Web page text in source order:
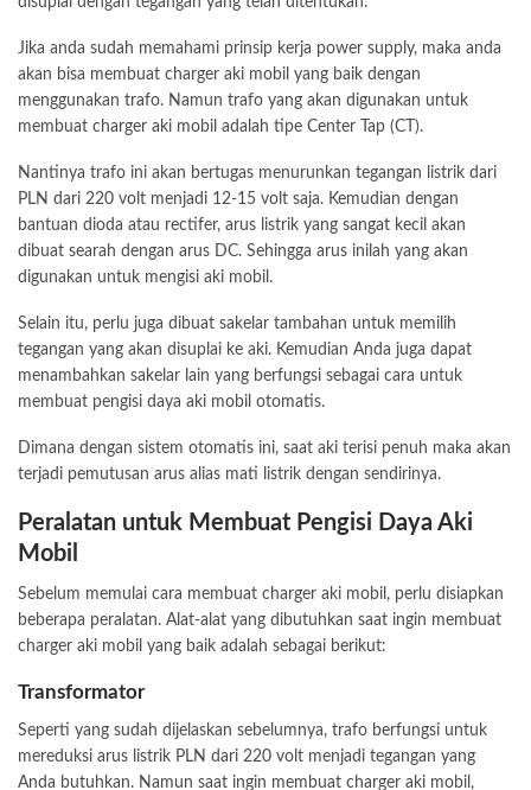
Jika anda sudah memahami prinsip kerja power supply, maka anda
akan bisa membuat charger aki mobil yang baik dengan
menggunakan trafo. Namun trafo yang akan digunakan untuk
membuat charger aki mobil adalah tipe Center Tap (CT).
Nantinya trafo ini akan bertugas menurunkan tegangan listrik dari
PLN dari 220 volt menjadi 12-15 volt saja. Kemudian dengan
bantuan dioda atau rectifer, arus listrik yang sangat kecil akan
dibuat searah dengan arus DC. Sehingga arus inilah yang akan
digunakan untuk mengisi aki mobil.
Selain itu, perlu juga dibuat sakelar tambahan untuk memilih
tegangan yang akan disuplai ke aki. Kemudian Anda juga dapat
menambahkan sakelar lain yang berfungsi sebagai cara untuk
membuat pengisi daya aki mobil otomatis.
Dimana dengan sistem otomatis ini, saat aki terisi penuh maka akan
terjadi pemutusan arus alias mati listrik dengan sendirinya.
Peralatan untuk Membuat Pengisi Daya Aki
Mobil
Sebelum memulai cara membuat charger aki mobil, perlu disiapkan
beberapa peralatan. Alat-alat yang dibutuhkan saat ingin membuat
charger aki mobil yang baik adalah sebagai berikut:
Transformator
Seperti yang sudah dijelaskan sebelumnya, trafo berfungsi untuk
mereduksi arus listrik PLN dari 220 volt menjadi tegangan yang
Anda butuhkan. Namun saat ingin membuat charger aki mobil,